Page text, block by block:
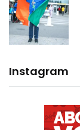
Instagram